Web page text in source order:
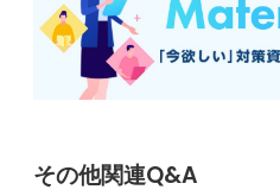
その他関連Q&A